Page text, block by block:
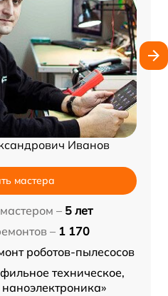
Иванов
мастера
– 5 лет
– 1 170
роботов-пылесосов
техническое,